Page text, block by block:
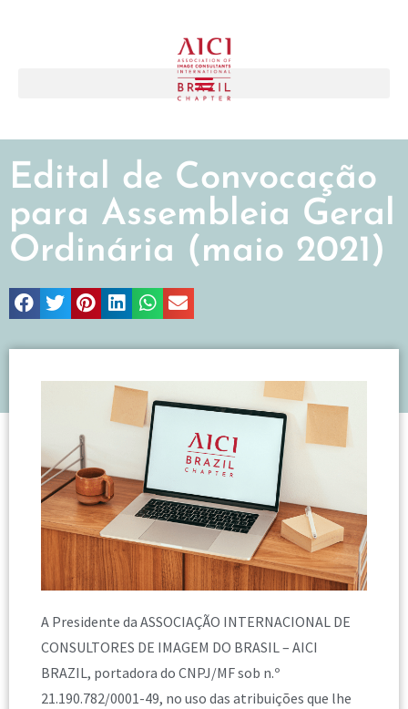
Edital de Convocação
para Assembleia Geral
Ordinária (maio 2021)
A Presidente da ASSOCIAÇÃO INTERNACIONAL DE
CONSULTORES DE IMAGEM DO BRASIL – AICI
BRAZIL, portadora do CNPJ/MF sob n.º
21.190.782/0001-49, no uso das atribuições que lhe